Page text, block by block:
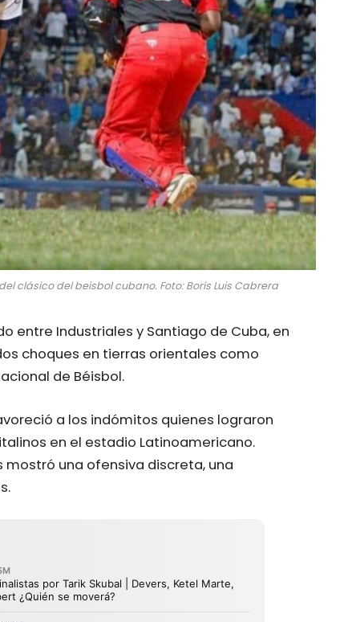
clásico del beisbol cubano. Foto: Boris Luis Cabrera
entre Industriales y Santiago de Cuba, en
choques en tierras orientales como
de Béisbol.
a los indómitos quienes lograron
en el estadio Latinoamericano.
mostró una ofensiva discreta, una